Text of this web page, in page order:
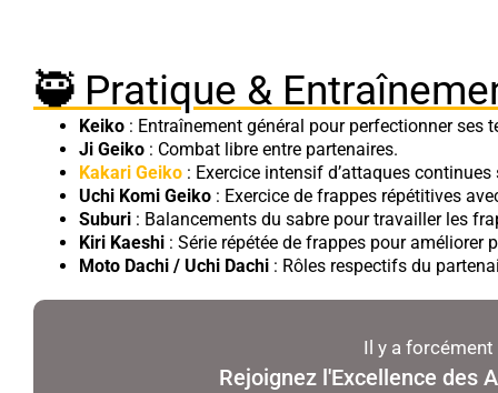
🥷 Pratique &
Keiko : Entraînement général pour perfectionner ses
Ji Geiko : Combat libre entre partenaires.
Kakari Geiko : Exercice intensif d’attaques continues
Uchi Komi Geiko : Exercice de frappes répétitives
Suburi : Balancements du sabre pour travailler les
Kiri Kaeshi : Série répétée de frappes pour améliorer
Moto Dachi / Uchi Dachi : Rôles respectifs du
Rejoignez l'Excellence des
Il y a